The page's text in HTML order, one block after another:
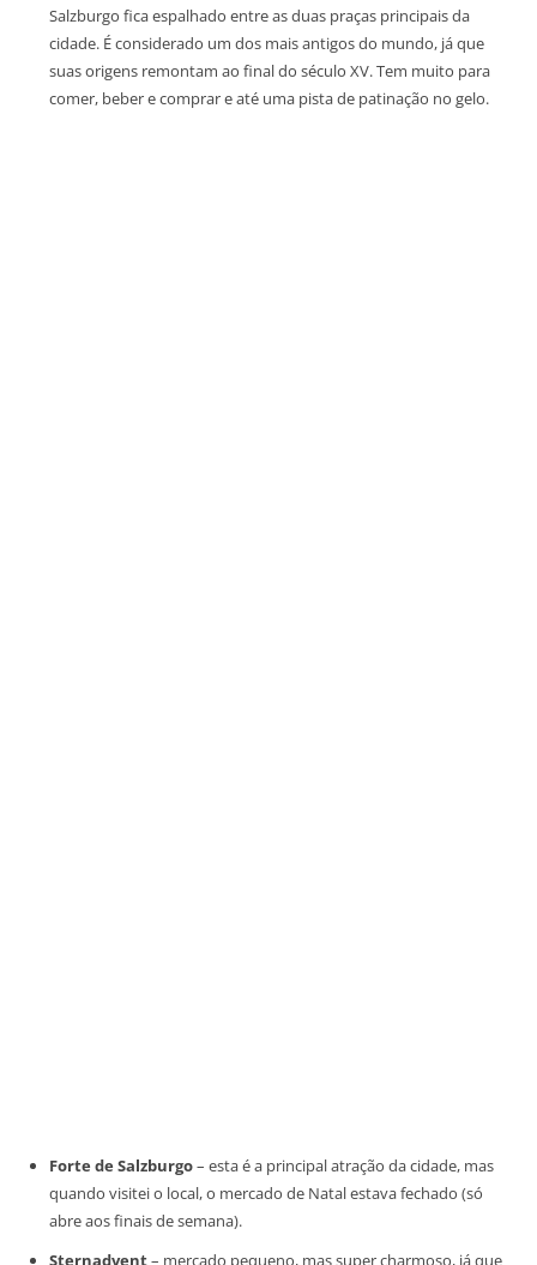
Salzburgo fica espalhado entre as duas praças principais da
cidade. É considerado um dos mais antigos do mundo, já que
suas origens remontam ao final do século XV. Tem muito para
comer, beber e comprar e até uma pista de patinação no gelo.
Forte de Salzburgo– esta é a principal atração da cidade, mas
quando visitei o local, o mercado de Natal estava fechado (só
abre aos finais de semana).